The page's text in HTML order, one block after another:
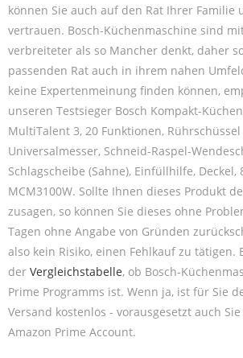
können Sie auch auf den Rat Ihrer Familie
vertrauen. Bosch-Küchenmaschine sind
verbreiteter als so Mancher denkt, daher
passenden Rat auch in ihrem nahen
keine Expertenmeinung finden können,
unseren Testsieger Bosch Kompakt-
MultiTalent 3, 20 Funktionen, Rührschüssel
Universalmesser, Schneid-Raspel-
Schlagscheibe (Sahne), Einfüllhilfe, Deckel,
MCM3100W. Sollte Ihnen dieses Produkt
zusagen, so können Sie dieses ohne
Tagen ohne Angabe von Gründen
also kein Risiko, einen Fehlkauf zu tätigen.
der Vergleichstabelle, ob Bosch-
Prime Programms ist. Wenn ja, ist für Sie
Versand kostenlos - vorausgesetzt auch
Amazon Prime Account.